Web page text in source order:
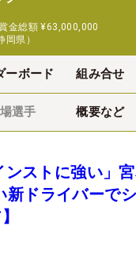
金総額 ¥63,000,000
県）
ーボード 組み合せ
選手 概要など
ンストに強い」
新ドライバーで